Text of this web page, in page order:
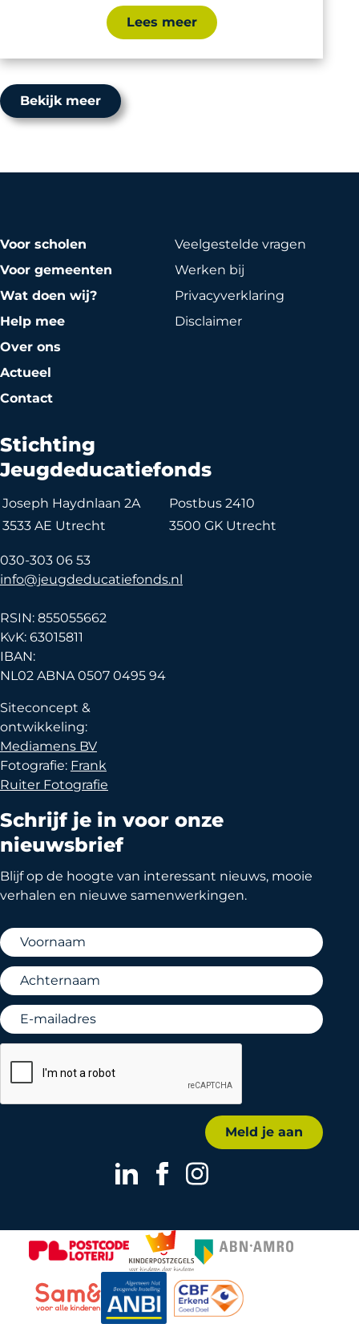
Lees meer
Bekijk meer
Voor scholen
Voor gemeenten
Wat doen wij?
Help mee
Over ons
Actueel
Contact
Veelgestelde vragen
Werken bij
Privacy­verklaring
Disclaimer
Stichting
Jeugdeducatiefonds
Joseph Haydnlaan 2A
Postbus 2410
3533 AE Utrecht
3500 GK Utrecht
030-303 06 53
info@jeugdeducatiefonds.nl
RSIN: 855055662
KvK: 63015811
IBAN:
NL02 ABNA 0507 0495 94
Siteconcept &
ontwikkeling:
Mediamens BV
Fotografie: Frank
Ruiter Fotografie
Schrijf je in voor onze
nieuwsbrief
Blijf op de hoogte van interessant nieuws, mooie
verhalen en nieuwe samenwerkingen.